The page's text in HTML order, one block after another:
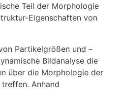
Teil der Morphologie
Eigenschaften von
Partikelgrößen und –
Bildanalyse die
über die Morphologie der
Anhand